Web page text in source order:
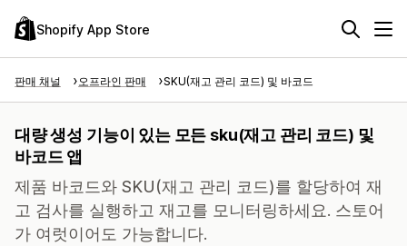
Shopify App Store
판매 채널 오프라인 판매 SKU(재고 관리 코드) 및 바코드
대량 생성 기능이 있는 모든 sku(재고 관리 코드) 및
바코드 앱
제품 바코드와 SKU(재고 관리 코드)를 할당하여 재
고 검사를 실행하고 재고를 모니터링하세요. 스토어
가 여럿이어도 가능합니다.